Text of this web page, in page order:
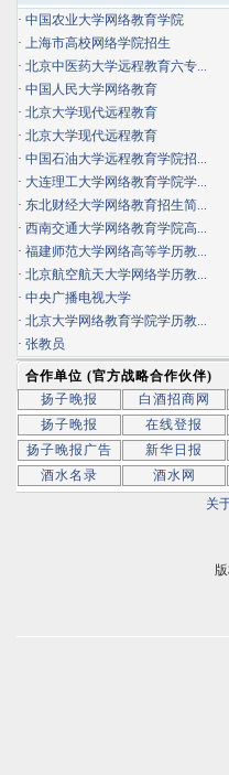
· 中国农业大学网络教育学院
· 上海市高校网络学院招生
· 北京中医药大学远程教育六专...
· 中国人民大学网络教育
· 北京大学现代远程教育
· 北京大学现代远程教育
· 中国石油大学远程教育学院招...
· 大连理工大学网络教育学院学...
· 东北财经大学网络教育招生简...
· 西南交通大学网络教育学院高...
· 福建师范大学网络高等学历教...
· 北京航空航天大学网络学历教...
· 中央广播电视大学
· 北京大学网络教育学院学历教...
· 张教员
合作单位 (官方战略合作伙伴)
扬子晚报
白酒招商网
扬子晚报
在线登报
扬子晚报广告
新华日报
酒水名录
酒水网
关